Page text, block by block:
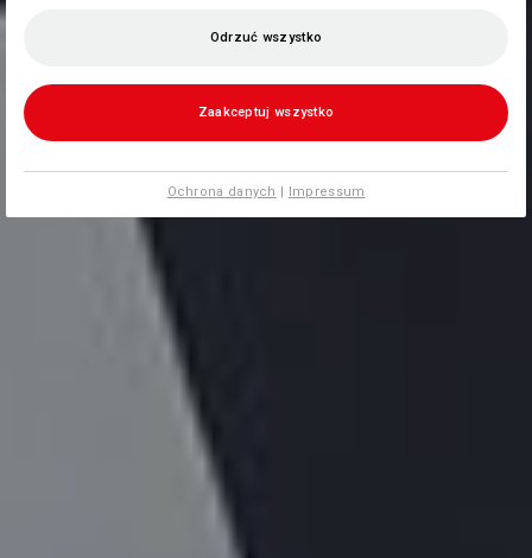
Odrzuć wszystko
Zaakceptuj wszystko
Ochrona danych | Impressum